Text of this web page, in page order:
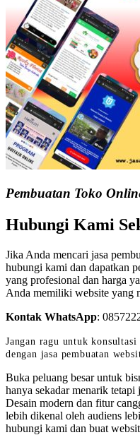
Pembuatan Toko
Hubungi Kami
Jika Anda mencari jasa
hubungi kami dan dapatkan
yang profesional dan harga
Anda memiliki website yang
Kontak WhatsApp:
Jangan ragu untuk
dengan jasa pembuatan
Buka peluang besar untuk
hanya sekadar menarik
Desain modern dan fitur
lebih dikenal oleh audiens
hubungi kami dan buat